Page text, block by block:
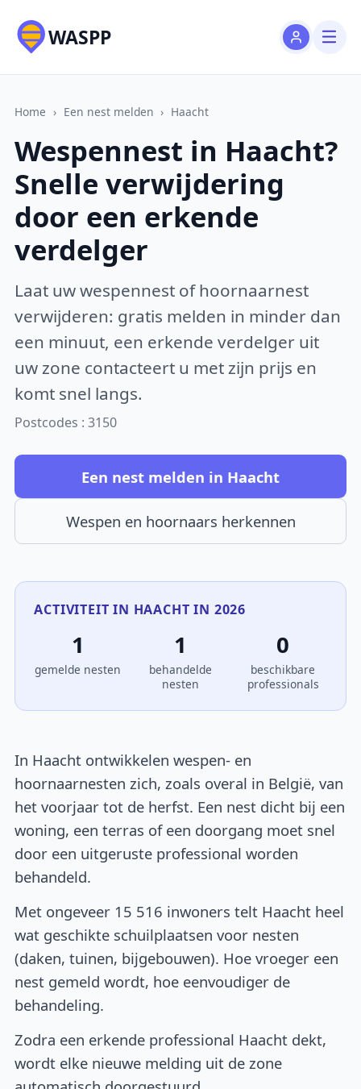
WASPP
Home › Een nest melden › Haacht
Wespennest in Haacht?
Snelle verwijdering
door een erkende
verdelger
Laat uw wespennest of hoornaarnest
verwijderen: gratis melden in minder dan
een minuut, een erkende verdelger uit
uw zone contacteert u met zijn prijs en
komt snel langs.
Postcodes : 3150
Een nest melden in Haacht
Wespen en hoornaars herkennen
ACTIVITEIT IN HAACHT IN 2026
1
gemelde nesten
1
behandelde
nesten
0
beschikbare
professionals
In Haacht ontwikkelen wespen- en
hoornaarnesten zich, zoals overal in België, van
het voorjaar tot de herfst. Een nest dicht bij een
woning, een terras of een doorgang moet snel
door een uitgeruste professional worden
behandeld.
Met ongeveer 15 516 inwoners telt Haacht heel
wat geschikte schuilplaatsen voor nesten
(daken, tuinen, bijgebouwen). Hoe vroeger een
nest gemeld wordt, hoe eenvoudiger de
behandeling.
Zodra een erkende professional Haacht dekt,
wordt elke nieuwe melding uit de zone